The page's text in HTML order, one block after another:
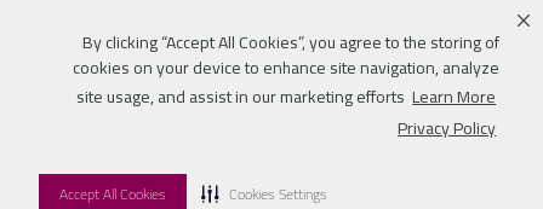
By clicking “Accept All Cookies”, you agree to the storing of
cookies on your device to enhance site navigation, analyze
site usage, and assist in our marketing efforts Learn More
Privacy Policy
Accept All Cookies Cookies Settings
LinkedinInstagramfacebookWhatsapp
twitteryoutube
للاتصال بنا تحميل الوسائط خريطة الموقع سياسة الخصوصية